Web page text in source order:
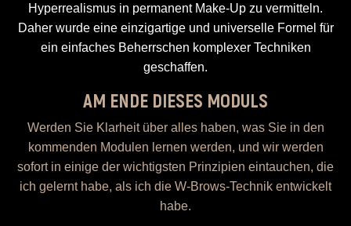
Hyperrealismus in permanent Make-Up zu vermitteln.
Daher wurde eine einzigartige und universelle Formel für
ein einfaches Beherrschen komplexer Techniken
geschaffen.
AM ENDE DIESES MODULS
Werden Sie Klarheit über alles haben, was Sie in den
kommenden Modulen lernen werden, und wir werden
sofort in einige der wichtigsten Prinzipien eintauchen, die
ich gelernt habe, als ich die W-Brows-Technik entwickelt
habe.